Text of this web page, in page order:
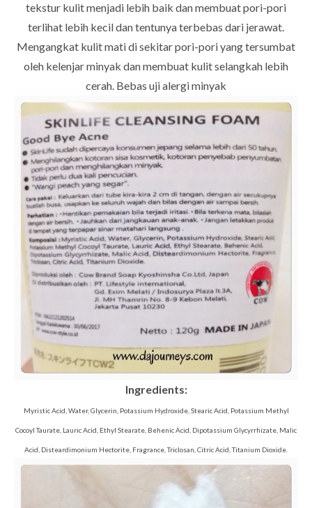
tekstur kulit menjadi lebih baik dan membuat pori-pori
terlihat lebih kecil dan tentunya terbebas dari jerawat.
Mengangkat kulit mati di sekitar pori-pori yang tersumbat
oleh kelenjar minyak dan membuat kulit selangkah lebih
cerah. Bebas uji alergi minyak
Ingredients:
Myristic Acid, Water, Glycerin, Potassium Hydroxide, Stearic Acid, Potassium Methyl
Cocoyl Taurate, Lauric Acid, Ethyl Stearate, Behenic Acid, Dipotassium Glycyrrhizate, Malic
Acid, Disteardimonium Hectorite, Fragrance, Triclosan, Citric Acid, Titanium Dioxide.